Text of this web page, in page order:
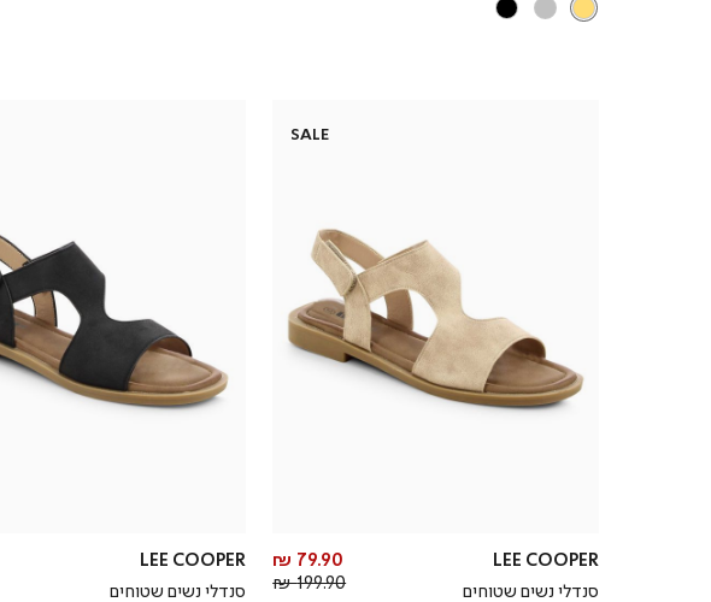
SALE
LEE COOPER
סנדלי נשים שטוחים
מחיר
מוצר
79.90 ₪
מחיר
199.90 ₪
LEE COOPER
סנדלי נשים שטוחים